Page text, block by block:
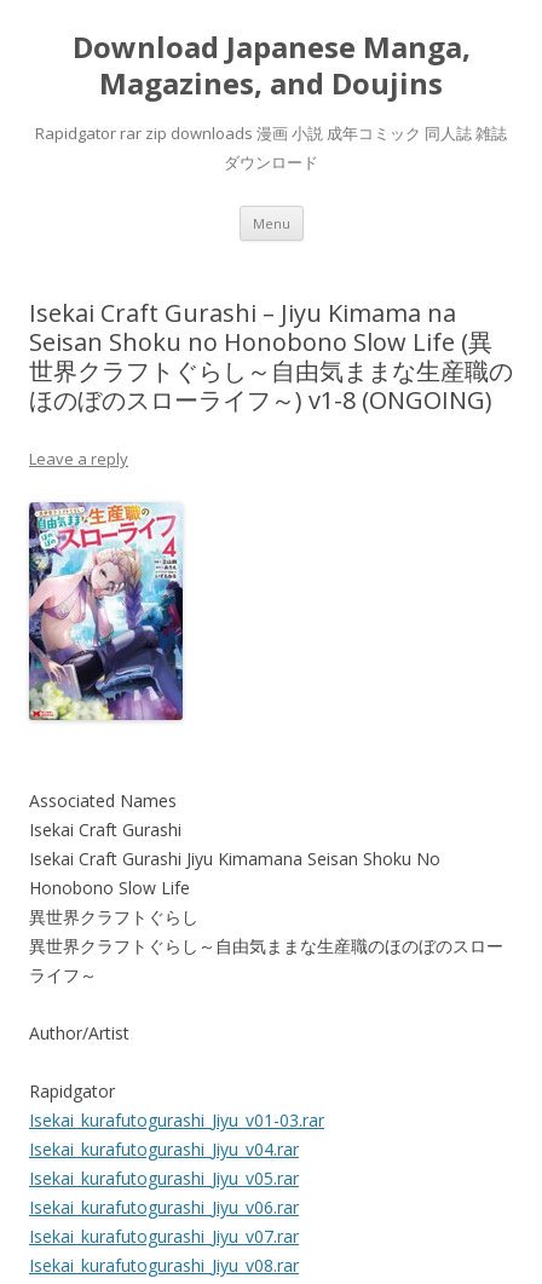
Download Japanese Manga,
Magazines, and Doujins
Rapidgator rar zip downloads 漫画 小説 成年コミック 同人誌 雑誌
ダウンロード
Menu Skip
content
Isekai Craft Gurashi – Jiyu Kimama na
Seisan Shoku no Honobono Slow Life (異
世界クラフトぐらし～自由気ままな生産職の
ほのぼのスローライフ～) v1-8 (ONGOING)
Leave a reply
Associated Names
Isekai Craft Gurashi
Isekai Craft Gurashi Jiyu Kimamana Seisan Shoku No
Honobono Slow Life
異世界クラフトぐらし
異世界クラフトぐらし～自由気ままな生産職のほのぼのスロー
ライフ～
Author/Artist
Rapidgator
Isekai_kurafutogurashi_Jiyu_v01-03.rar
Isekai_kurafutogurashi_Jiyu_v04.rar
Isekai_kurafutogurashi_Jiyu_v05.rar
Isekai_kurafutogurashi_Jiyu_v06.rar
Isekai_kurafutogurashi_Jiyu_v07.rar
Isekai_kurafutogurashi_Jiyu_v08.rar